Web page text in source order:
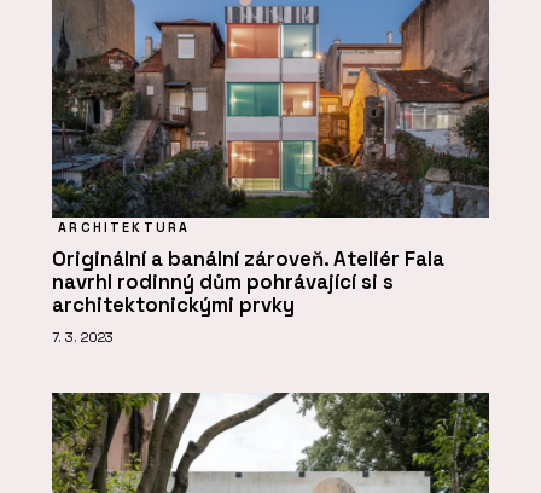
ARCHITEKTURA
Originální a banální zároveň. Ateliér Fala
navrhl rodinný dům pohrávající si s
architektonickými prvky
7. 3. 2023